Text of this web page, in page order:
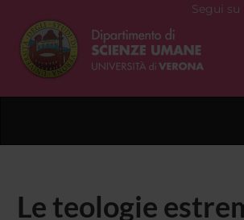
Segui su
Le teologie